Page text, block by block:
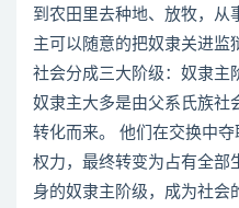
到农田里去种地、放牧，从
主可以随意的把奴隶关进监
社会分成三大阶级：奴隶主
奴隶主大多是由父系氏族社
转化而来。 他们在交换中
权力，最终转变为占有全部
身的奴隶主阶级，成为社会